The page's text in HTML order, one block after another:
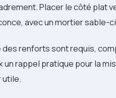
Placer le côté plat
avec un mortier sable-
renforts sont requis,
un rappel pratique pour la
utile.